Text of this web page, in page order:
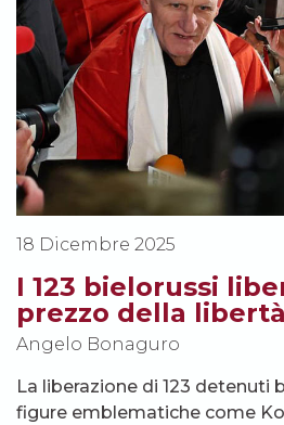
18 Dicembre 2025
I 123 bielorussi
prezzo della libertà
Angelo Bonaguro
La liberazione di 123 detenuti
figure emblematiche come